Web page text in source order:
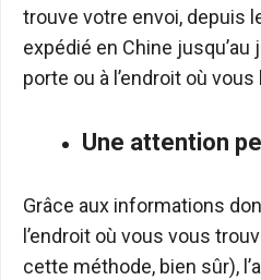
trouve votre envoi, depuis
expédié en Chine jusqu’au
porte ou à l’endroit où vous
Une attention
Grâce aux informations
l’endroit où vous vous
cette méthode, bien sûr),